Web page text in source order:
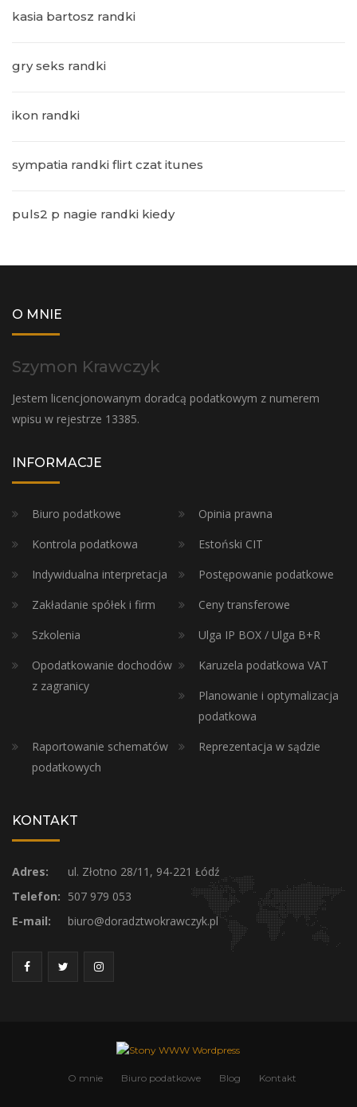
kasia bartosz randki
gry seks randki
ikon randki
sympatia randki flirt czat itunes
puls2 p nagie randki kiedy
O MNIE
Szymon Krawczyk
Jestem licencjonowanym doradcą podatkowym z numerem
wpisu w rejestrze 13385.
INFORMACJE
Biuro podatkowe
Opinia prawna
Kontrola podatkowa
Estoński CIT
Indywidualna interpretacja
Postępowanie podatkowe
Zakładanie spółek i firm
Ceny transferowe
Szkolenia
Ulga IP BOX / Ulga B+R
Opodatkowanie dochodów
z zagranicy
Karuzela podatkowa VAT
Planowanie i optymalizacja
podatkowa
Raportowanie schematów
podatkowych
Reprezentacja w sądzie
KONTAKT
Adres:
ul. Złotno 28/11, 94-221 Łódź
Telefon: 507 979 053
E-mail:
biuro@doradztwokrawczyk.pl
O mnie Biuro podatkowe Blog Kontakt